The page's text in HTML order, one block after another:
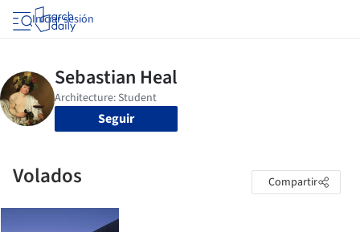
Iniciar sesión
Seguir
Volados Compartir